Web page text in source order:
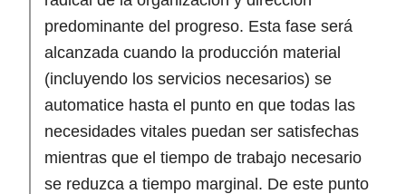
predominante del progreso. Esta fase será
alcanzada cuando la producción material
(incluyendo los servicios necesarios) se
automatice hasta el punto en que todas las
necesidades vitales puedan ser satisfechas
mientras que el tiempo de trabajo necesario
se reduzca a tiempo marginal. De este punto